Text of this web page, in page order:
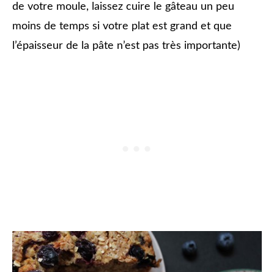
de votre moule, laissez cuire le gâteau un peu
moins de temps si votre plat est grand et que
l’épaisseur de la pâte n’est pas très importante)